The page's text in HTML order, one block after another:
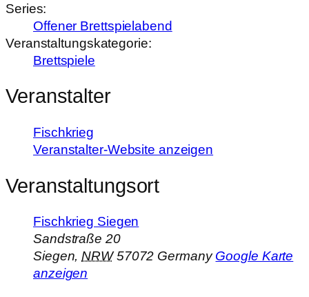
Series:
Offener Brettspielabend
Veranstaltungskategorie:
Brettspiele
Veranstalter
Fischkrieg
Veranstalter-Website anzeigen
Veranstaltungsort
Fischkrieg Siegen
Sandstraße 20
Siegen, NRW 57072 Germany Google Karte
anzeigen